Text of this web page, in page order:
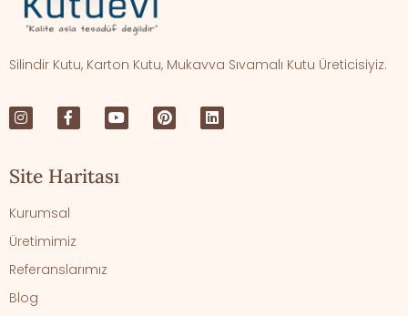
Silindir Kutu, Karton Kutu, Mukavva Sıvamalı Kutu Üreticisiyiz.
Site Haritası
Kurumsal
Üretimimiz
Referanslarımız
Blog